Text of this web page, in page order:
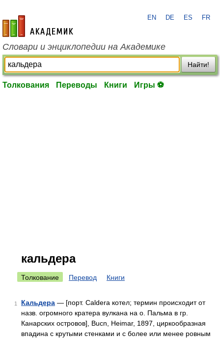
academic.ru
EN DE ES FR
Словари и энциклопедии на Академике
Найти!
Толкования Переводы Книги Игры ⚽
кальдера
Толкование Перевод Книги
1 Кальдера — [порт. Caldera котел; термин происходит от
назв. огромного кратера вулкана на о. Пальма в гр.
Канарских островов], Bucn, Heimar, 1897, циркообразная
впадина с крутыми стенками и с более или менее ровным